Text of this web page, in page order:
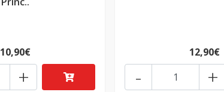
10,90€
+
12,90€
+
-